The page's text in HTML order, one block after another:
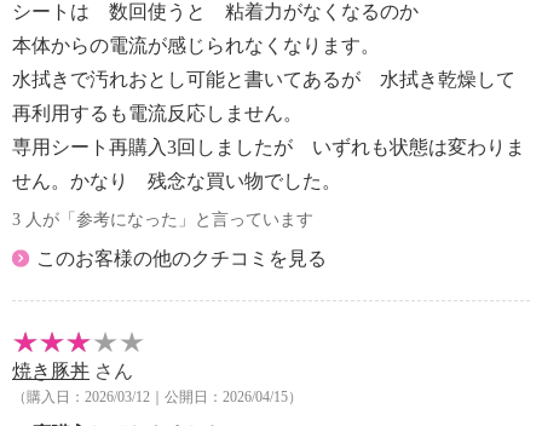
シートは 数回使うと 粘着力がなくなるのか
本体からの電流が感じられなくなります。
水拭きで汚れおとし可能と書いてあるが 水拭き乾燥して
再利用するも電流反応しません。
専用シート再購入3回しましたが いずれも状態は変わりま
せん。かなり 残念な買い物でした。
3 人が「参考になった」と言っています
このお客様の他のクチコミを見る
焼き豚丼 さん
（購入日：2026/03/12｜公開日：2026/04/15）